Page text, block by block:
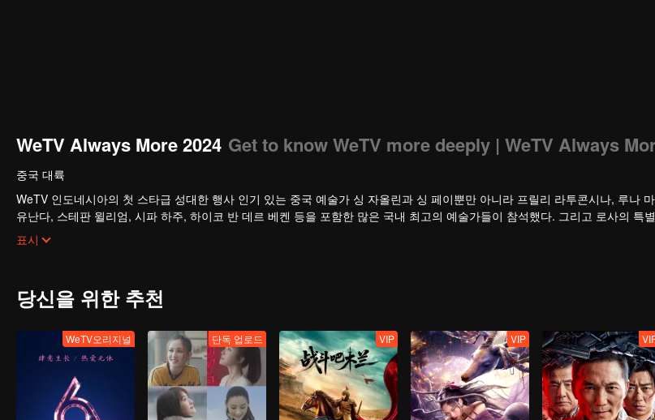
WeTV Always More 2024 Get to know WeTV more deeply | WeTV Always
중국 대륙
WeTV 인도네시아의 첫 스타급 성대한 행사 인기 있는 중국 예술가 싱 자올린과 싱 페이뿐만 아니라 프릴리 라투콘시나, 루나
유난다, 스테판 윌리엄, 시파 하주, 하이코 반 데르 베켄 등을 포함한 많은 국내 최고의 예술가들이 참석했다. 그리고 로사의 특
위TV 인도네시아는 내년에 방송될 위TV 오리지널 시리즈도 발표했다.
표시
당신을 위한 추천
WeTV오리지널 단독 업로드 VIP VIP